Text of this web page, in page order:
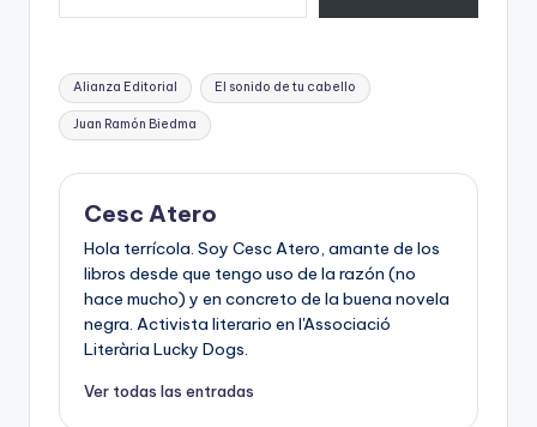
Etiquetas:
Alianza Editorial El sonido de tu cabello
Juan Ramón Biedma
Cesc Atero
Hola terrícola. Soy Cesc Atero, amante de los
libros desde que tengo uso de la razón (no
hace mucho) y en concreto de la buena novela
negra. Activista literario en l'Associació
Literària Lucky Dogs.
Ver todas las entradas